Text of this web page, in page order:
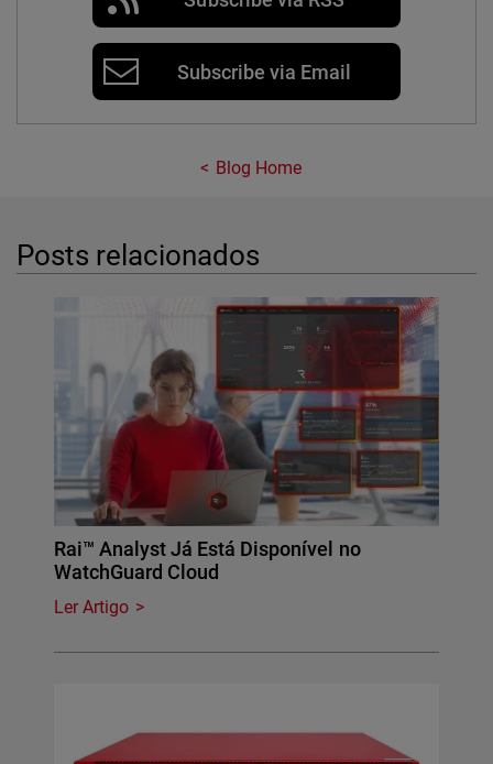
Subscribe via Email
Blog Home
Posts relacionados
Rai™ Analyst Já Está Disponível no
WatchGuard Cloud
Ler Artigo